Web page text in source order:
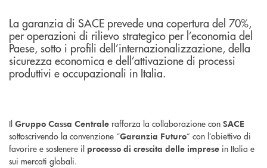
La garanzia di SACE prevede una copertura del 70%,
per operazioni di rilievo strategico per l’economia del
Paese, sotto i profili dell’internazionalizzazione, della
sicurezza economica e dell’attivazione di processi
produttivi e occupazionali in Italia.
Il Gruppo Cassa Centrale rafforza la collaborazione con SACE
sottoscrivendo la convenzione “Garanzia Futuro” con l’obiettivo di
favorire e sostenere il processo di crescita delle imprese in Italia e
sui mercati globali.